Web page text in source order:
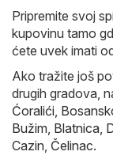
Pripremite svoj
kupovinu tamo
ćete uvek imati
Ako tražite još
drugih gradova,
Ćoralići,
Bužim, Blatnica,
Cazin, Čelinac.